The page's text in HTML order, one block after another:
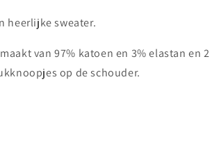
heerlijke sweater.
van 97% katoen en 3% elastan en 2
op de schouder.